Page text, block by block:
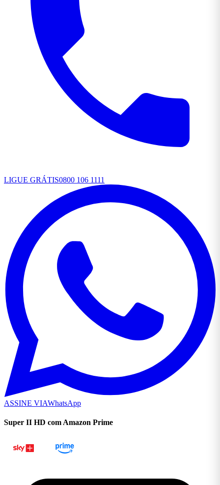
LIGUE GRÁTIS0800 106 1111
ASSINE VIAWhatsApp
Super II HD com Amazon Prime